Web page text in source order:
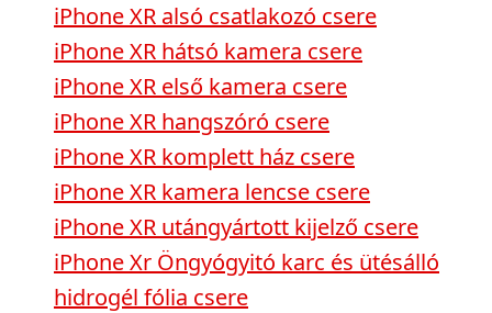
iPhone XR alsó csatlakozó csere
iPhone XR hátsó kamera csere
iPhone XR első kamera csere
iPhone XR hangszóró csere
iPhone XR komplett ház csere
iPhone XR kamera lencse csere
iPhone XR utángyártott kijelző csere
iPhone Xr Öngyógyitó karc és ütésálló
hidrogél fólia csere